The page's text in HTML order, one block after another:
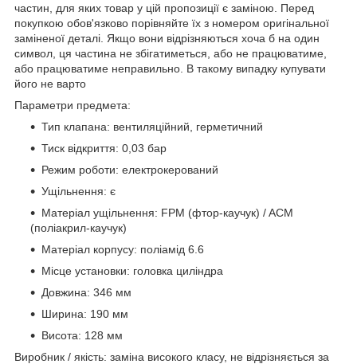
частин, для яких товар у цій пропозиції є заміною. Перед
покупкою обов'язково порівняйте їх з номером оригінальної
заміненої деталі. Якщо вони відрізняються хоча б на один
символ, ця частина не збігатиметься, або не працюватиме,
або працюватиме неправильно. В такому випадку купувати
його не варто
Параметри предмета:
Тип клапана: вентиляційний, герметичний
Тиск відкриття: 0,03 бар
Режим роботи: електрокерований
Ущільнення: є
Матеріал ущільнення: FPM (фтор-каучук) / ACM
(поліакрил-каучук)
Матеріал корпусу: поліамід 6.6
Місце установки: головка циліндра
Довжина: 346 мм
Ширина: 190 мм
Висота: 128 мм
Виробник / якість: заміна високого класу, не відрізняється за